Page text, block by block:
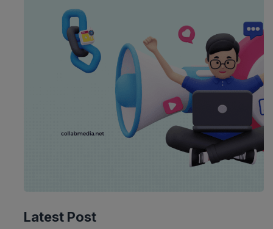
Latest Post